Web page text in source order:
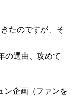
たのですが、そ
の選曲、攻めて
ン企画（ファンを